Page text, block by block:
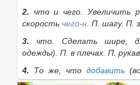
2.
чтои чего.
Увеличить
скорость чего-н. П. шагу. П.
3.
что.
Сделать шире,
одежды). П. в плечах. П.
4. То же, что добавить
нечего п.